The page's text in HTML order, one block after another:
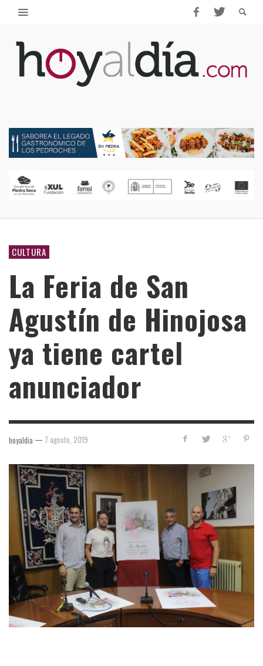
CULTURA
La Feria de San
Agustín de Hinojosa
ya tiene cartel
anunciador
hoyaldia — 7 agosto, 2019